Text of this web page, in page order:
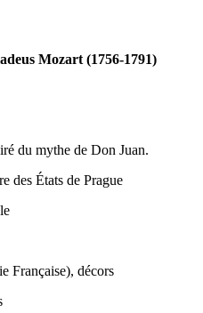
Mozart (1756-1791)
du mythe de Don Juan.
des États de Prague
Française), décors